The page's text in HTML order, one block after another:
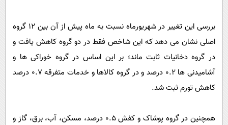
فناوری
گوناگون
فرهنگی
روانشناسی
آشپزی
دانلود
بررسی این تغییر در شهریورماه نسبت به ماه پیش از آن بین 12 گروه
اصلی نشان می دهد که این شاخص فقط در دو گروه کاهش یافت و
در گروه دخانیات ثابت ماند؛ بر این اساس در گروه خوراکی ها و
آشامیدنی ها 0.2 درصد و در گروه کالاها و خدمات متفرقه 0.7 درصد
کاهش تورم ثبت شد.
همچنین در گروه پوشاک و کفش 0.5 درصد، مسکن، آب، برق، گاز و